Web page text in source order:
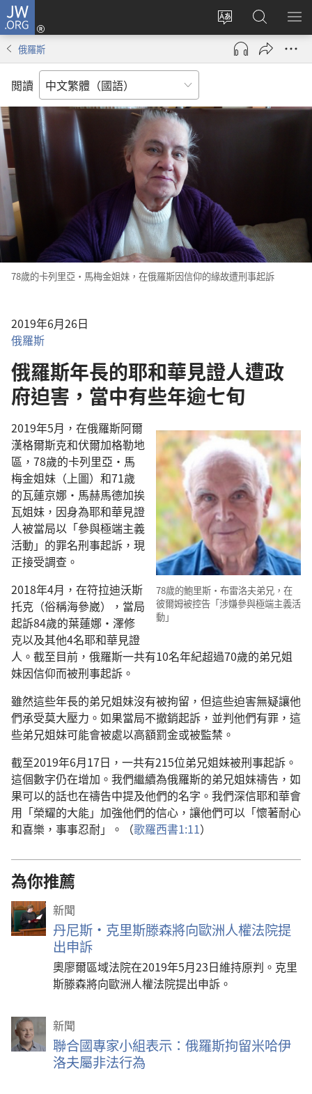
JW.ORG
更
改
網
言
登
入
（開
窗）
搜
尋
JW.ORG
顯
俄羅斯
閲讀
78歲的卡列里亞·馬梅金姐妹，在俄羅斯因信仰的緣故遭刑事起訴
2019年6月26日
俄羅斯
俄羅斯年長的耶和華見證人遭政
府迫害，當中有些年逾七旬
78歲的鮑里斯·布雷洛夫弟兄，在
彼爾姆被控告「涉嫌參與極端主義活
動」
2019年5月，在俄羅斯阿爾
漢格爾斯克和伏爾加格勒地
區，78歲的卡列里亞·馬
梅金姐妹（上圖）和71歲
的瓦蓮京娜·馬赫馬德加挨
瓦姐妹，因身為耶和華見證
人被當局以「參與極端主義
活動」的罪名刑事起訴，現
正接受調查。
2018年4月，在符拉迪沃斯
托克（俗稱海參崴），當局
起訴84歲的葉蓮娜·澤修
克以及其他4名耶和華見證
人。截至目前，俄羅斯一共有10名年紀超過70歲的弟兄姐
妹因信仰而被刑事起訴。
雖然這些年長的弟兄姐妹沒有被拘留，但這些迫害無疑讓他
們承受莫大壓力。如果當局不撤銷起訴，並判他們有罪，這
些弟兄姐妹可能會被處以高額罰金或被監禁。
截至2019年6月17日，一共有215位弟兄姐妹被刑事起訴。
這個數字仍在增加。我們繼續為俄羅斯的弟兄姐妹禱告，如
果可以的話也在禱告中提及他們的名字。我們深信耶和華會
用「榮耀的大能」加強他們的信心，讓他們可以「懷著耐心
和喜樂，事事忍耐」。（歌羅西書1:11）
為你推薦
新聞
丹尼斯·克里斯滕森將向歐洲人權法院提
出申訴
奧廖爾區域法院在2019年5月23日維持原判。克里
斯滕森將向歐洲人權法院提出申訴。
新聞
聯合國專家小組表示：俄羅斯拘留米哈伊
洛夫屬非法行為